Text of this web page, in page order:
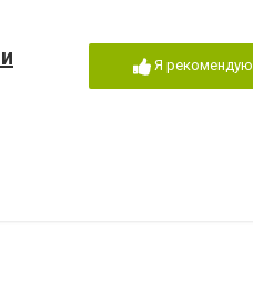
Я рекомендую